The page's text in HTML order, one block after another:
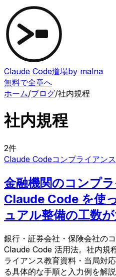
Claude Code道場by malna
無料で全章へ
ホーム/ブログ/社内規程
社内規程
2件
Claude Codeコンプライアンス
金融機関のコンプ
Claude Code を使
ュアル整備の工数
銀行・証券会社・保険会社の
Claude Code 活用法。社内規
ライアンス教育資料・当局対
る具体的な手順と入力例を解説